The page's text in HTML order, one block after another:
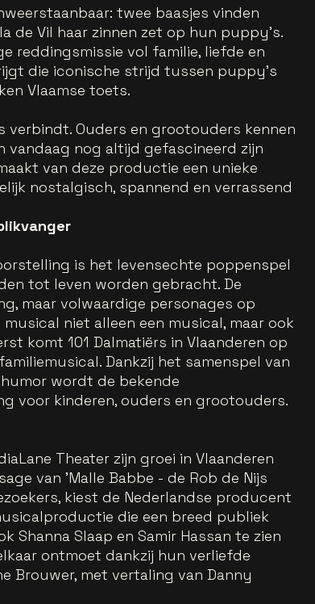
twee baasjes vinden
de Vil haar zinnen zet op hun puppy’s.
reddingsmissie vol familie, liefde en
die iconische strijd tussen puppy’s
Vlaamse toets.
verbindt. Ouders en grootouders kennen
vandaag nog altijd gefascineerd zijn
van deze productie een unieke
nostalgisch, spannend en verrassend
is het levensechte poppenspel
tot leven worden gebracht. De
maar volwaardige personages op
niet alleen een musical, maar ook
komt 101 Dalmatiërs in Vlaanderen op
Dankzij het samenspel van
wordt de bekende
voor kinderen, ouders en grootouders.
Theater zijn groei in Vlaanderen
van 'Malle Babbe - de Rob de Nijs
kiest de Nederlandse producent
die een breed publiek
Shanna Slaap en Samir Hassan te zien
ontmoet dankzij hun verliefde
Brouwer, met vertaling van Danny